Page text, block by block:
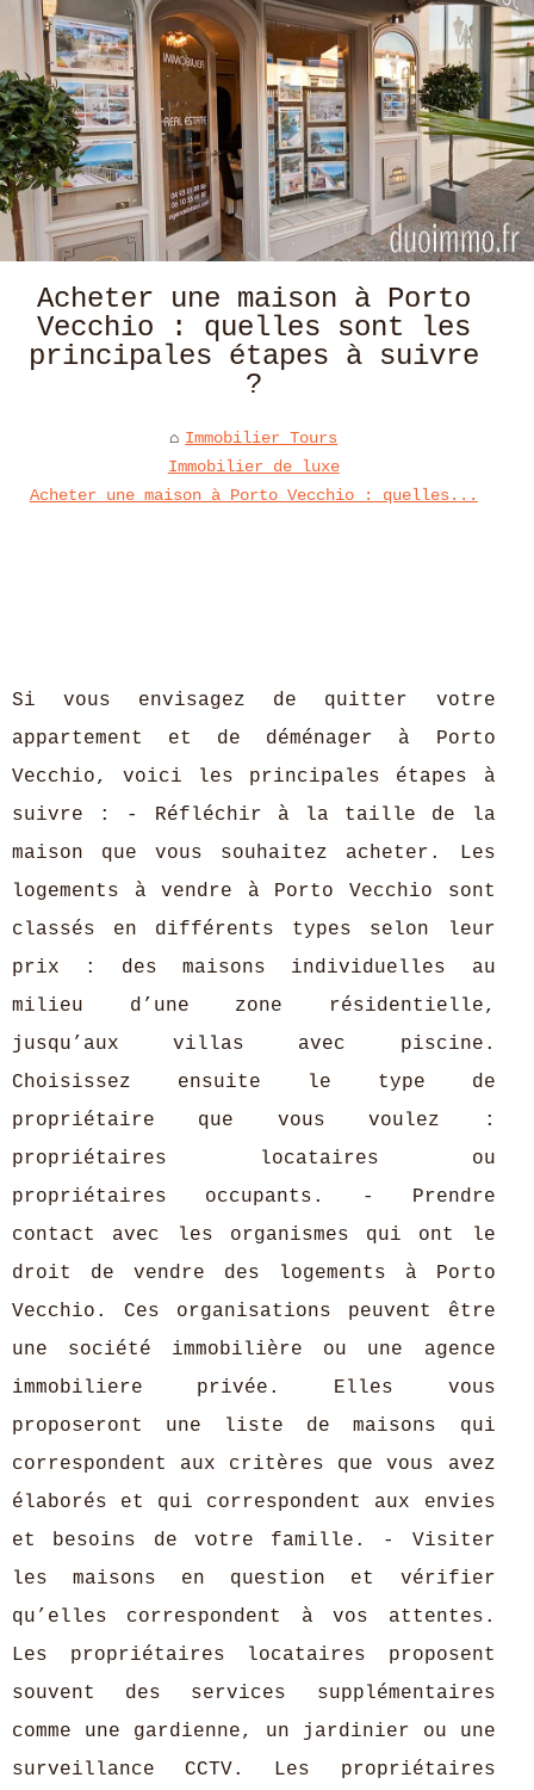
Acheter une maison à Porto
Vecchio : quelles sont les
principales étapes à suivre
?
Immobilier Tours
Immobilier de luxe
Acheter une maison à Porto Vecchio : quelles...
Si vous envisagez de quitter votre
appartement et de déménager à Porto
Vecchio, voici les principales étapes à
suivre : - Réfléchir à la taille de la
maison que vous souhaitez acheter. Les
logements à vendre à Porto Vecchio sont
classés en différents types selon leur
prix : des maisons individuelles au
milieu d’une zone résidentielle,
jusqu’aux villas avec piscine.
Choisissez ensuite le type de
propriétaire que vous voulez :
propriétaires locataires ou
propriétaires occupants. - Prendre
contact avec les organismes qui ont le
droit de vendre des logements à Porto
Vecchio. Ces organisations peuvent être
une société immobilière ou une agence
immobiliere privée. Elles vous
proposeront une liste de maisons qui
correspondent aux critères que vous avez
élaborés et qui correspondent aux envies
et besoins de votre famille. - Visiter
les maisons en question et vérifier
qu’elles correspondent à vos attentes.
Les propriétaires locataires proposent
souvent des services supplémentaires
comme une gardienne, un jardinier ou une
surveillance CCTV. Les propriétaires